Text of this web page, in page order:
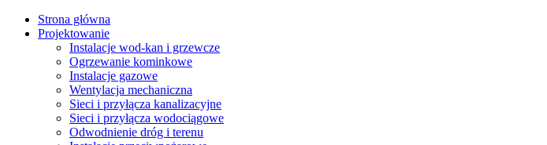
Strona główna
Projektowanie
Instalacje wod-kan i grzewcze
Ogrzewanie kominkowe
Instalacje gazowe
Wentylacja mechaniczna
Sieci i przyłącza kanalizacyjne
Sieci i przyłącza wodociągowe
Odwodnienie dróg i terenu